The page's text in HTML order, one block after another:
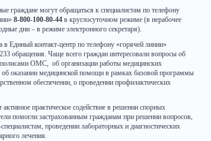
граждане могут обращаться к специалистам по телефону
8-800-100-80-44 в круглосуточном режиме (в нерабочее
дни – в режиме электронного секретаря).
в Единый контакт-центр по телефону «горячей линии»
обращения. Чаще всего граждан интересовали вопросы об
полисами ОМС, об организации работы медицинских
об оказании медицинской помощи в рамках базовой программы
обеспечении, о проведении профилактических
практическое содействие в решении спорных
помогли застрахованным гражданам при решении вопросов,
проведении лабораторных и диагностических
лечения.